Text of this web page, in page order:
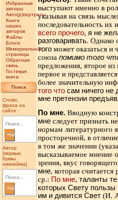
Избранные
авторы
Авто(р)портреты
Книги
наших
авторов
Файлы
Блоги
Мемориальные
страницы
Обратная
связь
Гостевая
книга
Поиск
Слово,
фраза на
сайте
Найти
Автор
[первые
буквы
никнейма]
Найти
выступают именно в
указывая на связь
последовательность их
всего прочего, я не
разговаривать. Однако
того может оказаться и
союзапомимо того
предложения, второе
первое и
более значительную
того что сам ничего не
мне претензии
По мне.Вводную
мне следует признать
нормам литературного
просторечной, в
в том же значении
высказываемое мнение
зрения, вкус
мне, которая считается
ср.: По мне, таланты
которых Свету пользы
им и дивится Свет (И.